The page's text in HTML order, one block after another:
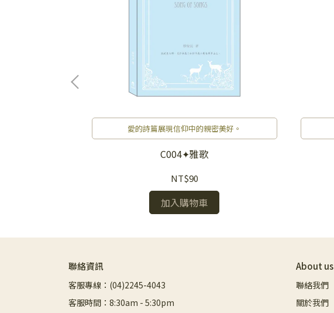
愛的詩篇展現信仰中的親密美好。
C004✦雅歌
NT$90
加入購物車
聯絡資訊
客服專線：(04)2245-4043
客服時間：8:30am - 5:30pm
About us
聯絡我們
關於我們